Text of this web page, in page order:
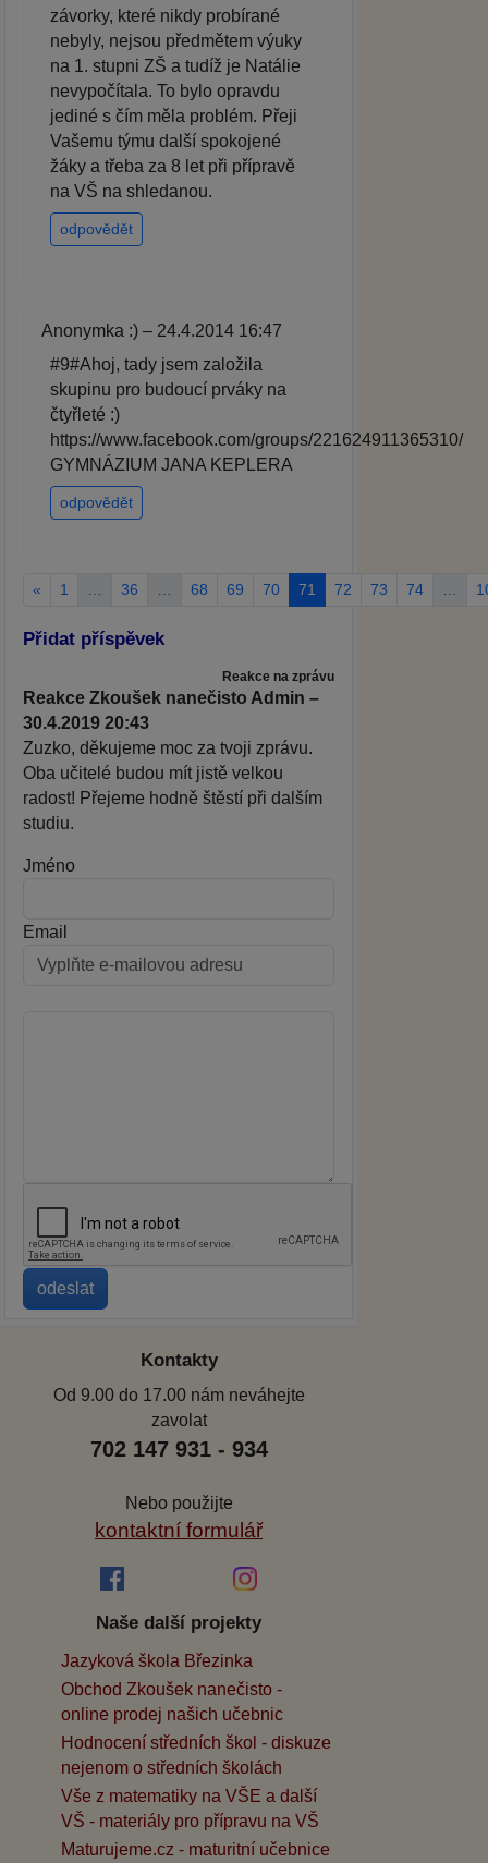
závorky, které nikdy probírané
nebyly, nejsou předmětem výuky
na 1. stupni ZŠ a tudíž je Natálie
nevypočítala. To bylo opravdu
jediné s čím měla problém. Přeji
Vašemu týmu další spokojené
žáky a třeba za 8 let při přípravě
na VŠ na shledanou.
odpovědět
Anonymka :) – 24.4.2014 16:47
#9#Ahoj, tady jsem založila
skupinu pro budoucí prváky na
čtyřleté :)
https://www.facebook.com/groups/221624911365310/
GYMNÁZIUM JANA KEPLERA
odpovědět
« 1 36 68 69 70 71 72 73 74
Přidat příspěvek
Reakce na zprávu
Reakce Zkoušek nanečisto Admin –
30.4.2019 20:43
Zuzko, děkujeme moc za tvoji zprávu.
Oba učitelé budou mít jistě velkou
radost! Přejeme hodně štěstí při dalším
studiu.
Jméno
Email
Kontakty
Od 9.00 do 17.00 nám neváhejte
zavolat
702 147 931 - 934
Nebo použijte
kontaktní formulář
Naše další projekty
Jazyková škola Březinka
Obchod Zkoušek nanečisto -
online prodej našich učebnic
Hodnocení středních škol - diskuze
nejenom o středních školách
Vše z matematiky na VŠE a další
VŠ - materiály pro přípravu na VŠ
Maturujeme.cz - maturitní učebnice